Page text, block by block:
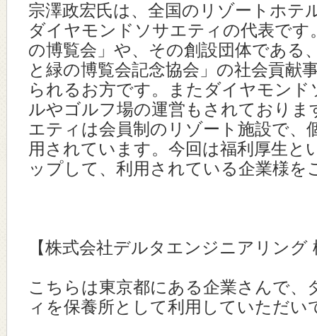
宗澤政宏氏は、全国のリゾートホテ
ダイヤモンドソサエティの代表です
の博覧会」や、その創設団体である
と緑の博覧会記念協会」の社会貢献
られるお方です。またダイヤモン
ルやゴルフ場の運営もされており
エティは会員制のリゾート施設で、
用されています。今回は福利厚生と
ップして、利用されている企業様を
【株式会社デルタエンジニアリング
こちらは東京都にある企業さんで
ィを保養所として利用していただい